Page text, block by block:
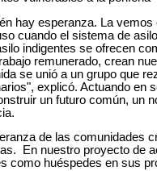
esperanza. La vemos
cuando el sistema de
indigentes se ofrecen
remunerado, crean
se unió a un grupo
explicó. Actuando en
un futuro común, un
de las comunidades
En nuestro proyecto de
como huéspedes en sus